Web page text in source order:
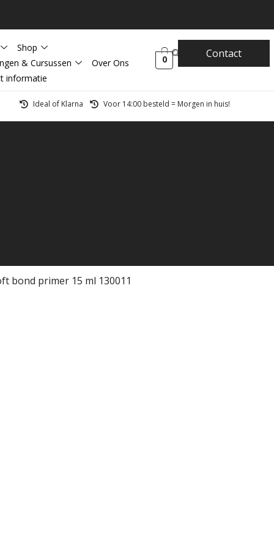
Shop
& Cursussen
Over Ons
informatie
0 Contact
Ideal of Klarna Voor 14:00 besteld = Morgen in huis!
bond primer 15 ml 130011